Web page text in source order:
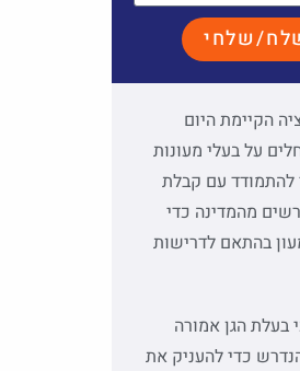
שלחי
הקיימת היום
על בעלי מעונות
להתמודד עם קבלת
מהמדינה כדי
בהתאם לדרישות
בעלת הגן אמורה
כדי להעניק את